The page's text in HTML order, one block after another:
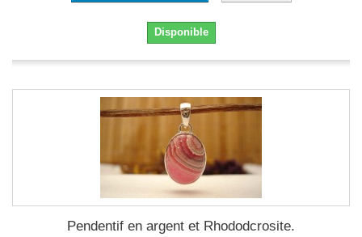
Disponible
Pendentif en argent et Rhododcrosite.